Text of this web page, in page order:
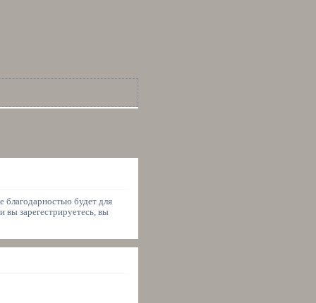
благодарностью будет для
вы зарегестрируетесь, вы